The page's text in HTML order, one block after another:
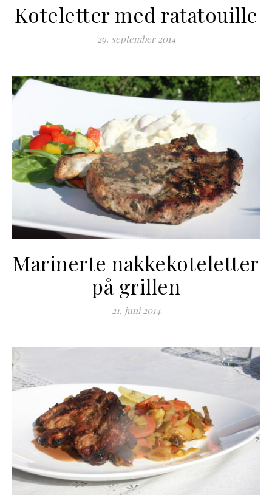
Koteletter med ratatouille
29. september 2014
Marinerte nakkekoteletter
på grillen
21. juni 2014